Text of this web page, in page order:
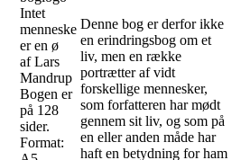
Intet
menneske
er en ø
af Lars
Mandrup
Bogen er
på 128
sider.
Format:
Denne bog er derfor ikke
en erindringsbog om et
liv, men en række
portrætter af vidt
forskellige mennesker,
som forfatteren har mødt
gennem sit liv, og som på
en eller anden måde har
haft en betydning for ham